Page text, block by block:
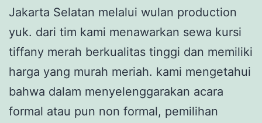
Jakarta Selatan melalui wulan production
yuk. dari tim kami menawarkan sewa kursi
tiffany merah berkualitas tinggi dan memiliki
harga yang murah meriah. kami mengetahui
bahwa dalam menyelenggarakan acara
formal atau pun non formal, pemilihan